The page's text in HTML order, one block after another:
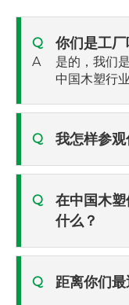
Q 你们是工厂
A
是的，我们
中国木塑行
Q 我怎样参观
Q
在中国木
什么？
Q 距离你们